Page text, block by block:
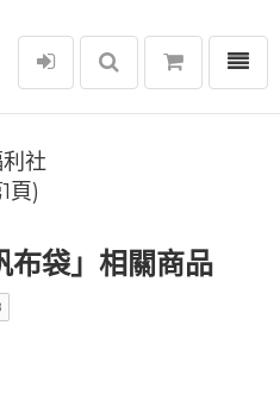
社
選單
社
頁)
布袋」相關商品